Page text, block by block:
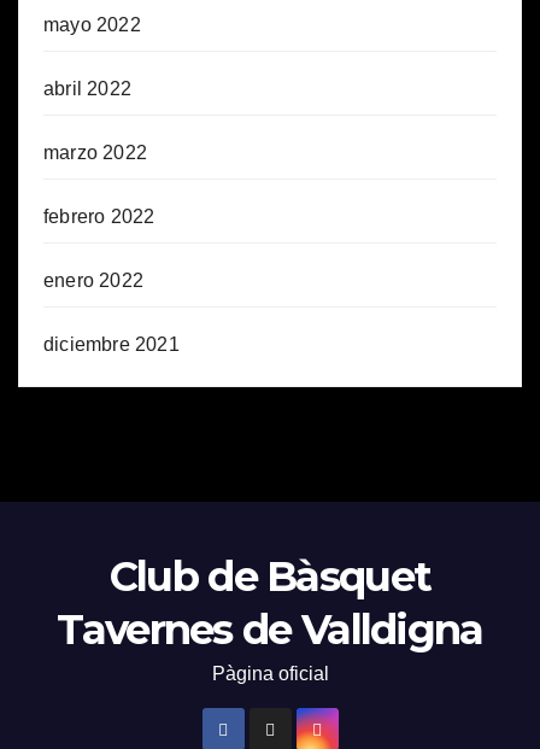
mayo 2022
abril 2022
marzo 2022
febrero 2022
enero 2022
diciembre 2021
Club de Bàsquet
Tavernes de Valldigna
Pàgina oficial